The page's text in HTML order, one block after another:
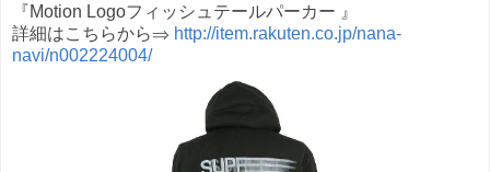
『Motion Logoフィッシュテールパーカー 』
詳細はこちらから⇒ http://item.rakuten.co.jp/nana-
navi/n002224004/